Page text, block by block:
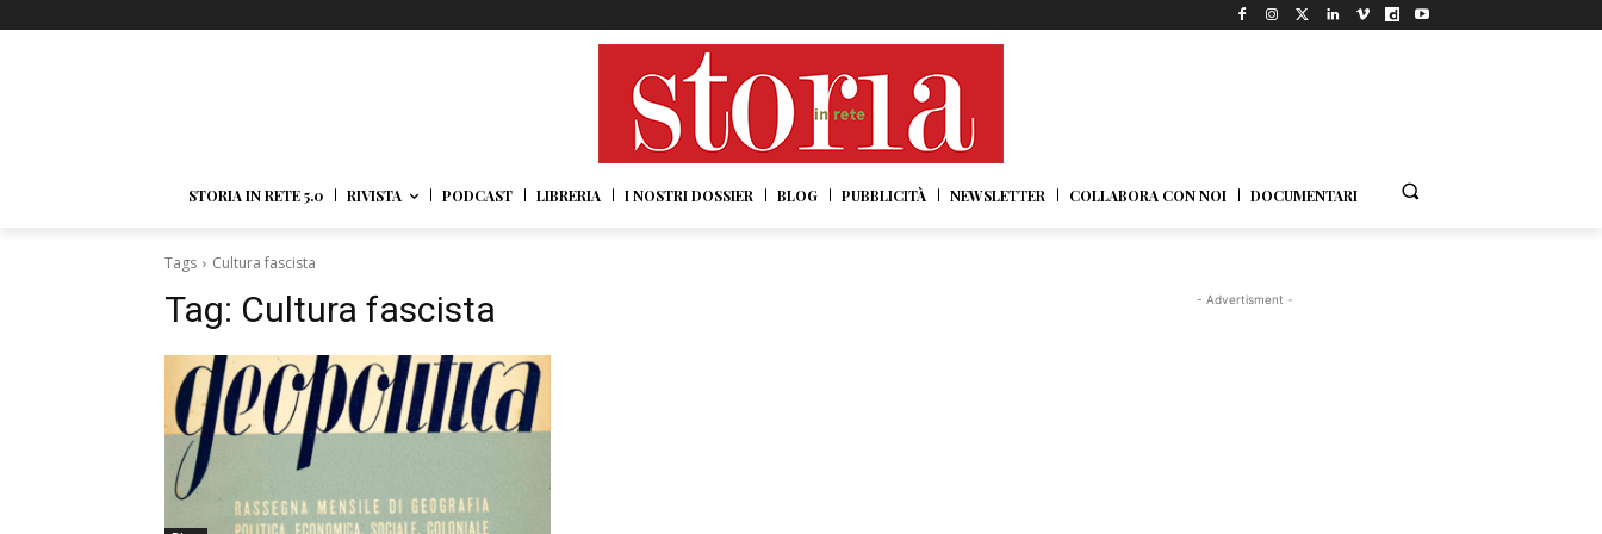
STORIA IN RETE 5.0 RIVISTA PODCAST LIBRERIA I NOSTRI DOSSIER BLOG PUBBLICITÀ NEWSLETTER COLLABORA CON NOI DOCUMENTARI
Tags Cultura fascista
Tag: Cultura fascista - Advertisment -